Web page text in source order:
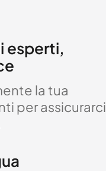
esperti,
la tua
per assicurarci